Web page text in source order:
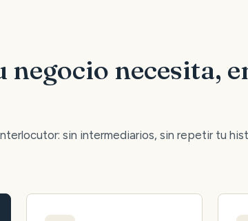
negocio necesita,
sin intermediarios, sin repetir tu